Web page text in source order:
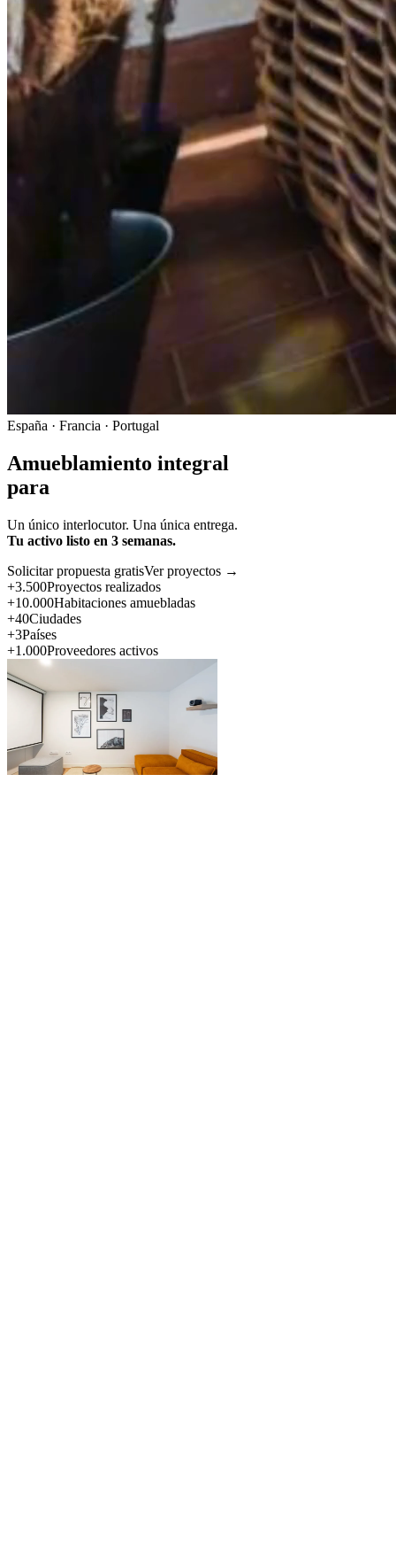
España · Francia · Portugal
Amueblamiento integral
para
Un único interlocutor. Una única entrega.
Tu activo listo en 3 semanas.
Solicitar propuesta gratisVer proyectos →
+3.500Proyectos realizados
+10.000Habitaciones amuebladas
+40Ciudades
+3Países
+1.000Proveedores activos